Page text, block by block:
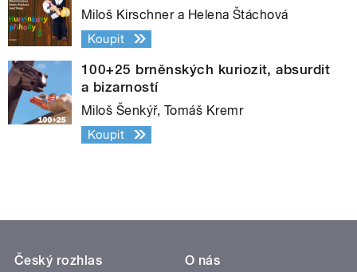
Miloš Kirschner a Helena Štáchová
Koupit
100+25 brněnských kuriozit, absurdit
a bizarností
Miloš Šenkýř, Tomáš Kremr
Koupit
Český rozhlas
O nás